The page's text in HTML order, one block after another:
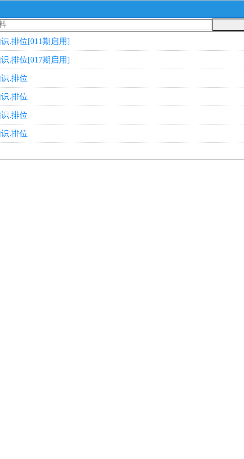
.排位[011期启用]
.排位[017期启用]
.排位
.排位
.排位
.排位